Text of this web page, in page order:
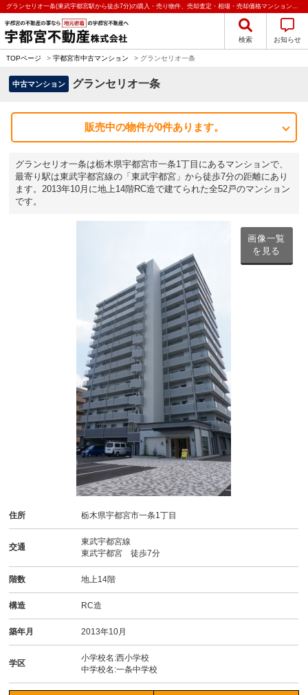
グランセリオ一条(東武宇都宮駅から徒歩7分)の購入・売り物件、売却査定・相場・売却価格マンション情報｜宇都宮不動産株式会社
検索 お知らせ
TOPページ > 宇都宮市中古マンション > グランセリオ一条
中古マンション グランセリオ一条
販売中の物件が0件あります。
グランセリオ一条は栃木県宇都宮市一条1丁目にあるマンションで、
最寄り駅は東武宇都宮線の「東武宇都宮」から徒歩7分の距離にあり
ます。2013年10月に地上14階RC造で建てられた全52戸のマンション
です。
画像一覧
を見る
住所 栃木県宇都宮市一条1丁目
交通
東武宇都宮線
東武宇都宮 徒歩7分
階数 地上14階
構造 RC造
築年月 2013年10月
学区
小学校名:西小学校
中学校名:一条中学校